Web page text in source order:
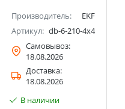
Производитель:
EKF
Артикул: db-6-210-4x4
Самовывоз:
18.08.2026
Доставка:
18.08.2026
В наличии